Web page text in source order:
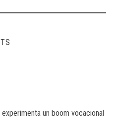
un boom vocacional